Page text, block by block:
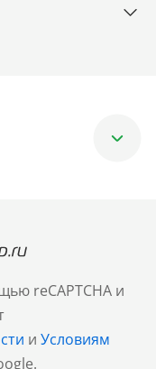
reCAPTCHA и
и Условиям